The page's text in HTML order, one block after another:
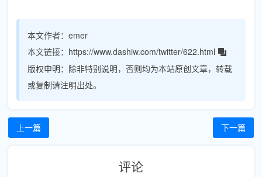
本文作者： emer
本文链接： https://www.dashiw.com/twitter/622.html
版权申明： 除非特别说明，否则均为本站原创文章，转载
或复制请注明出处。
上一篇 下一篇
评论